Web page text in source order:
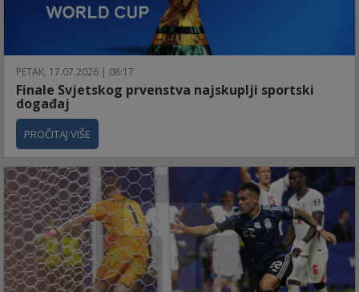
PETAK, 17.07.2026 | 08:17
Finale Svjetskog prvenstva najskuplji sportski
događaj
PROČITAJ VIŠE